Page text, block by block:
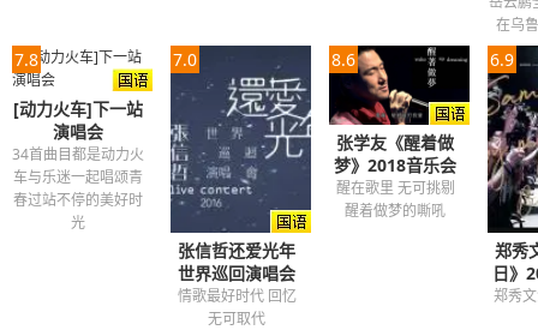
沉默或许是最好的回应
只能一直锻链自己适应的能力
才能跟上这世界太善变的表情
不管生活如意 不如意
要笑着走下去
我和他之间是什么关系
我和梦之间有多远距离
你用你的放大镜 钜细靡遗看仔细
最真实的我你却看不清
在乌
7.8
[动力火车]下一站
演唱会
34首曲目都是动力火
车与乐迷一起唱颂青
春过站不停的美好时
光
7.0
张信哲还爱光年
世界巡回演唱会
情歌最好时代 回忆
无可取代
8.6
张学友《醒着做
梦》2018音乐会
醒在歌里 无可挑剔
醒着做梦的嘶吼
6.9
郑秀
日》
郑秀